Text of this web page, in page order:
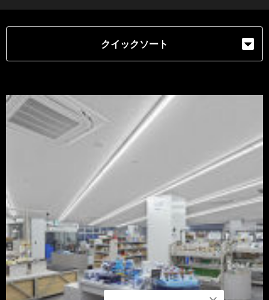
クイックソート